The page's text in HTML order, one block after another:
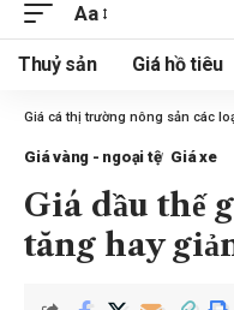
Aa
Thuỷ sản Giá hồ tiêu
Giá cá thị trường nông sản các
Giá vàng - ngoại tệ Giá xe
Giá dầu thế
tăng hay